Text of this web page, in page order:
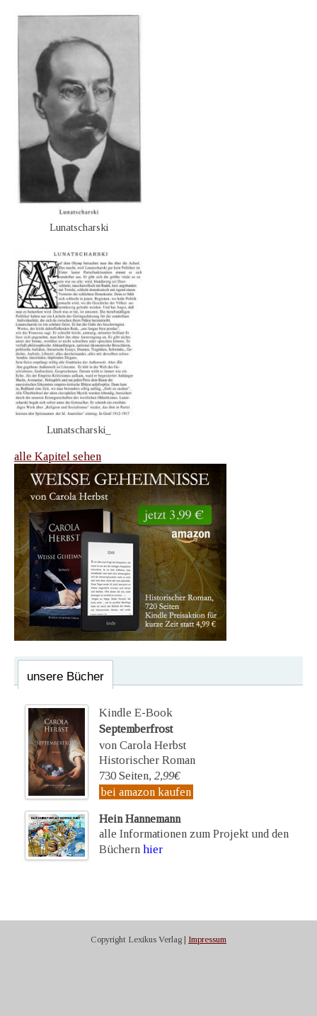
Lunatscharski
Lunatscharski_
alle Kapitel sehen
unsere Bücher
Kindle E-Book
Septemberfrost
von Carola Herbst
Historischer Roman
730 Seiten, 2,99€
bei amazon kaufen
Hein Hannemann
alle Informationen zum Projekt und den
Büchern hier
Copyright Lexikus Verlag | Impressum